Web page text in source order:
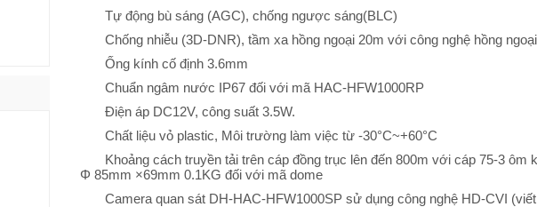
Tự động bù sáng (AGC), chống ngược sáng(BLC)
Chống nhiễu (3D-DNR), tầm xa hồng ngoại 20m với công nghệ hồng
Ống kính cố định 3.6mm
Chuẩn ngâm nước IP67 đối với mã HAC-HFW1000RP
Điện áp DC12V, công suất 3.5W.
Chất liệu vỏ plastic, Môi trường làm việc từ -30°C~+60°C
Khoảng cách truyền tải trên cáp đồng trục lên đến 800m với cáp 75-3
Φ 85mm ×69mm 0.1KG đối với mã dome
Camera quan sát DH-HAC-HFW1000SP​ sử dụng công nghệ HD-CVI